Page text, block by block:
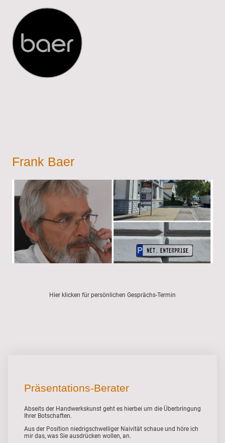
Frank Baer
Hier klicken für persönlichen Gesprächs-Termin
Präsentations-Berater
Abseits der Handwerkskunst geht es hierbei um die Überbringung
Ihrer Botschaften.
Aus der Position niedrigschwelliger Naivität schaue und höre ich
mir das, was Sie ausdrücken wollen, an.